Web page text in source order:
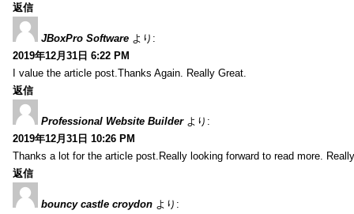
返信
JBoxPro Software より:
2019年12月31日 6:22 PM
I value the article post.Thanks Again. Really Great.
返信
Professional Website Builder より:
2019年12月31日 10:26 PM
Thanks a lot for the article post.Really looking forward to read more.
返信
bouncy castle croydon より: